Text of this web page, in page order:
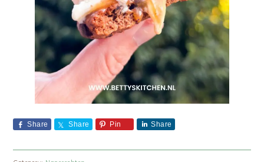
Share Share Pin Share